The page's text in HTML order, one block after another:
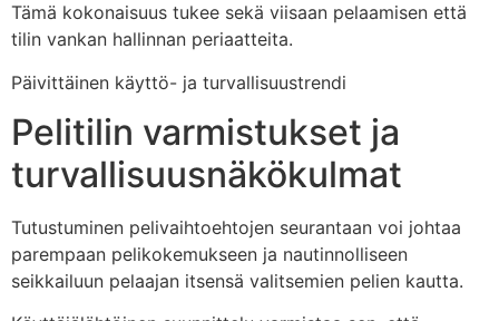
Tämä kokonaisuus tukee sekä viisaan pelaamisen että
tilin vankan hallinnan periaatteita.
Päivittäinen käyttö- ja turvallisuustrendi
Pelitilin varmistukset ja
turvallisuusnäkökulmat
Tutustuminen pelivaihtoehtojen seurantaan voi johtaa
parempaan pelikokemukseen ja nautinnolliseen
seikkailuun pelaajan itsensä valitsemien pelien kautta.